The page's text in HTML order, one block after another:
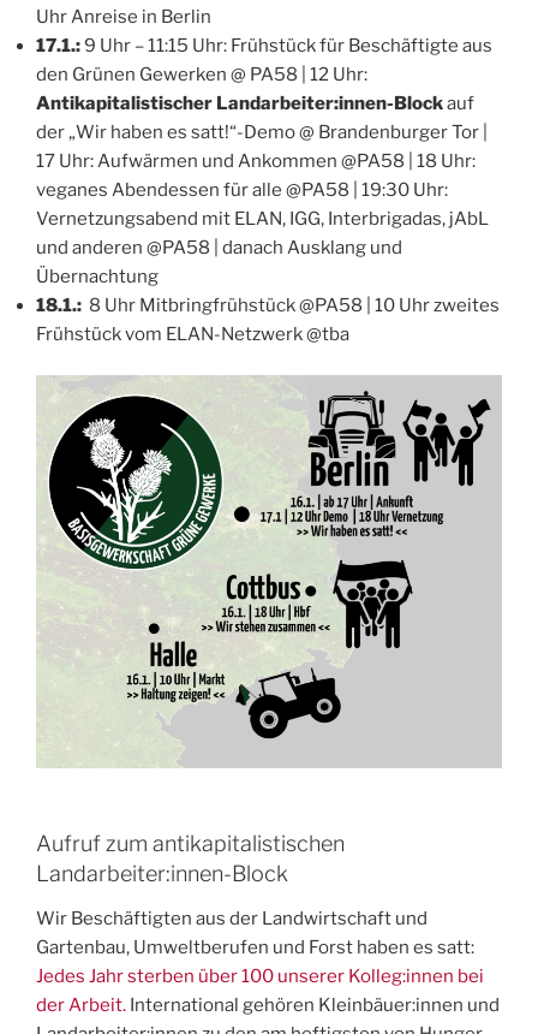
Uhr Anreise in Berlin
17.1.:9 Uhr – 11:15 Uhr: Frühstück für Beschäftigte aus
den Grünen Gewerken @ PA58 | 12 Uhr:
Antikapitalistischer Landarbeiter:innen-Blockauf
der „Wir haben es satt!“-Demo @ Brandenburger Tor |
17 Uhr: Aufwärmen und Ankommen @PA58 | 18 Uhr:
veganes Abendessen für alle @PA58 | 19:30 Uhr:
Vernetzungsabend mit ELAN, IGG, Interbrigadas, jAbL
und anderen @PA58 | danach Ausklang und
Übernachtung
18.1.: 8 Uhr Mitbringfrühstück @PA58 | 10 Uhr zweites
Frühstück vom ELAN-Netzwerk @tba
Aufruf zum antikapitalistischen
Landarbeiter:innen-Block
Wir Beschäftigten aus der Landwirtschaft und
Gartenbau, Umweltberufen und Forst haben es satt:
Jedes Jahr sterben über 100 unserer Kolleg:innen bei
der Arbeit. International gehören Kleinbäuer:innen und